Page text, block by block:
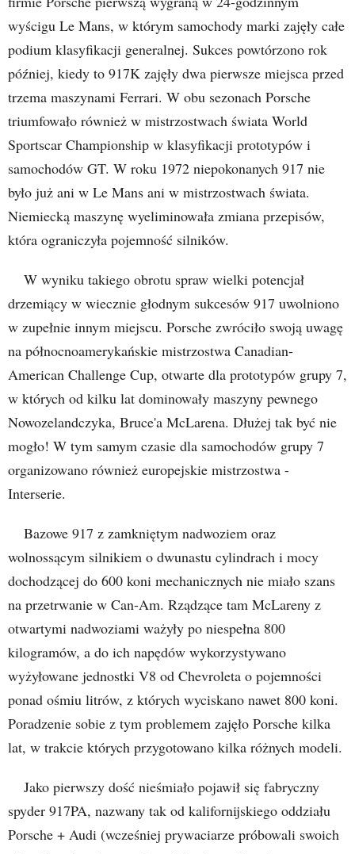
wyścigu Le Mans, w którym samochody marki zajęły całe
podium klasyfikacji generalnej. Sukces powtórzono rok
później, kiedy to 917K zajęły dwa pierwsze miejsca przed
trzema maszynami Ferrari. W obu sezonach Porsche
triumfowało również w mistrzostwach świata World
Sportscar Championship w klasyfikacji prototypów i
samochodów GT. W roku 1972 niepokonanych 917 nie
było już ani w Le Mans ani w mistrzostwach świata.
Niemiecką maszynę wyeliminowała zmiana przepisów,
która ograniczyła pojemność silników.
W wyniku takiego obrotu spraw wielki potencjał
drzemiący w wiecznie głodnym sukcesów 917 uwolniono
w zupełnie innym miejscu. Porsche zwróciło swoją uwagę
na północnoamerykańskie mistrzostwa Canadian-
American Challenge Cup, otwarte dla prototypów grupy 7,
w których od kilku lat dominowały maszyny pewnego
Nowozelandczyka, Bruce'a McLarena. Dłużej tak być nie
mogło! W tym samym czasie dla samochodów grupy 7
organizowano również europejskie mistrzostwa -
Interserie.
Bazowe 917 z zamkniętym nadwoziem oraz
wolnossącym silnikiem o dwunastu cylindrach i mocy
dochodzącej do 600 koni mechanicznych nie miało szans
na przetrwanie w Can-Am. Rządzące tam McLareny z
otwartymi nadwoziami ważyły po niespełna 800
kilogramów, a do ich napędów wykorzystywano
wyżyłowane jednostki V8 od Chevroleta o pojemności
ponad ośmiu litrów, z których wyciskano nawet 800 koni.
Poradzenie sobie z tym problemem zajęło Porsche kilka
lat, w trakcie których przygotowano kilka różnych modeli.
Jako pierwszy dość nieśmiało pojawił się fabryczny
spyder 917PA, nazwany tak od kalifornijskiego oddziału
Porsche + Audi (wcześniej prywaciarze próbowali swoich